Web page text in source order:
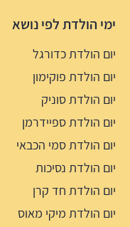
ימי הולדת לפי נושא
יום הולדת כדורגל
יום הולדת פוקימון
יום הולדת סוניק
יום הולדת ספיידרמן
יום הולדת סמי הכבאי
יום הולדת נסיכות
יום הולדת חד קרן
יום הולדת מיקי מאוס